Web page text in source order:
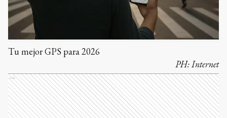
Tu mejor GPS para 2026
PH:Internet
Ads